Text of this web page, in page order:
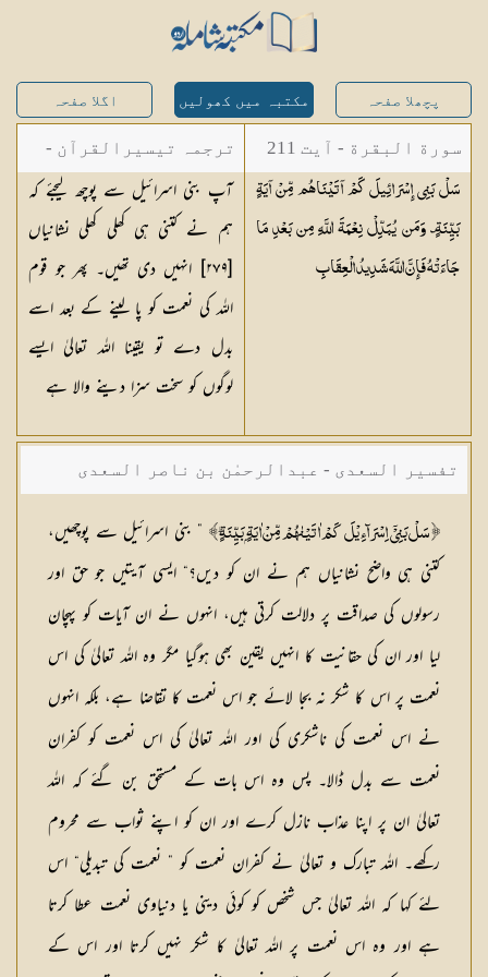
پچھلا صفحہ مکتبہ میں کھولیں اگلا صفحہ
سورة البقرة - آیت 211
سَلْ بَنِي إِسْرَائِيلَ كَمْ آتَيْنَاهُم مِّنْ آيَةٍ
بَيِّنَةٍ ۗ وَمَن يُبَدِّلْ نِعْمَةَ اللَّهِ مِن بَعْدِ مَا
جَاءَتْهُ فَإِنَّ اللَّهَ شَدِيدُالْعِقَابِ
ترجمہ تیسیرالقرآن -
مولانا عبد الرحمن
کیلانی
آپ بنی اسرائیل سے پوچھ لیجئے کہ
ہم نے کتنی ہی کھلی کھلی نشانیاں
[٢٧٩] انہیں دی تھیں۔ پھر جو قوم
اللہ کی نعمت کو پا لینے کے بعد اسے
بدل دے تو یقینا اللہ تعالیٰ ایسے
لوگوں کو سخت سزا دینے والا ہے
تفسیر السعدی - عبدالرحمٰن بن ناصر السعدی
﴿ سَلْ بَنِیْٓ اِسْرَاۗءِ یْلَ کَمْ اٰتَیْنٰھُمْ مِّنْ اٰیَۃٍۢ بَیِّنَۃٍ ۭ﴾ ” بنی اسرائیل سے پوچھیں،
کتنی ہی واضح نشانیاں ہم نے ان کو دیں؟“ ایسی آیتیں جو حق اور
رسولوں کی صداقت پر دلالت کرتی ہیں، انہوں نے ان آیات کو پہچان
لیا اور ان کی حقانیت کا انہیں یقین بھی ہوگیا مگر وہ اللہ تعالیٰ کی اس
نعمت پر اس کا شکر نہ بجا لائے جو اس نعمت کا تقاضا ہے، بلکہ انہوں
نے اس نعمت کی ناشکری کی اور اللہ تعالیٰ کی اس نعمت کو کفران
نعمت سے بدل ڈالا۔ پس وہ اس بات کے مستحق بن گئے کہ اللہ
تعالیٰ ان پر اپنا عذاب نازل کرے اور ان کو اپنے ثواب سے محروم
رکھے۔ اللہ تبارک و تعالیٰ نے کفران نعمت کو ” نعمت کی تبدیلی“ اس
لئے کہا کہ اللہ تعالیٰ جس شخص کو کوئی دینی یا دنیاوی نعمت عطا کرتا
ہے اور وہ اس نعمت پر اللہ تعالیٰ کا شکر نہیں کرتا اور اس کے